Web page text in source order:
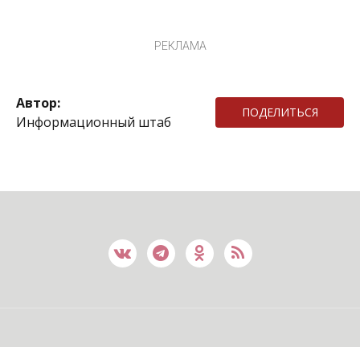
РЕКЛАМА
Автор:
Информационный штаб
ПОДЕЛИТЬСЯ